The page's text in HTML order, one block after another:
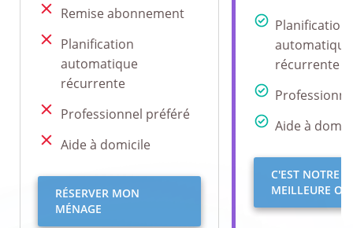
Planification
automatique
récurrente
Aide à
C'EST NOTRE
MEILLEURE
Remise abonnement
Planification
automatique
récurrente
Professionnel préféré
Aide à domicile
RÉSERVER MON
MÉNAGE